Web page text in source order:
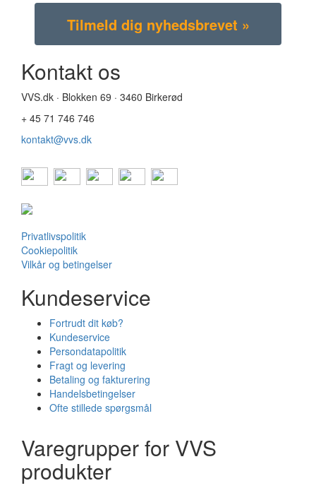
Kontakt os
VVS.dk · Blokken 69 · 3460 Birkerød
+ 45 71 746 746
kontakt@vvs.dk
Privatlivspolitik
Cookiepolitik
Vilkår og betingelser
Kundeservice
Fortrudt dit køb?
Kundeservice
Persondatapolitik
Fragt og levering
Betaling og fakturering
Handelsbetingelser
Ofte stillede spørgsmål
Varegrupper for VVS
produkter